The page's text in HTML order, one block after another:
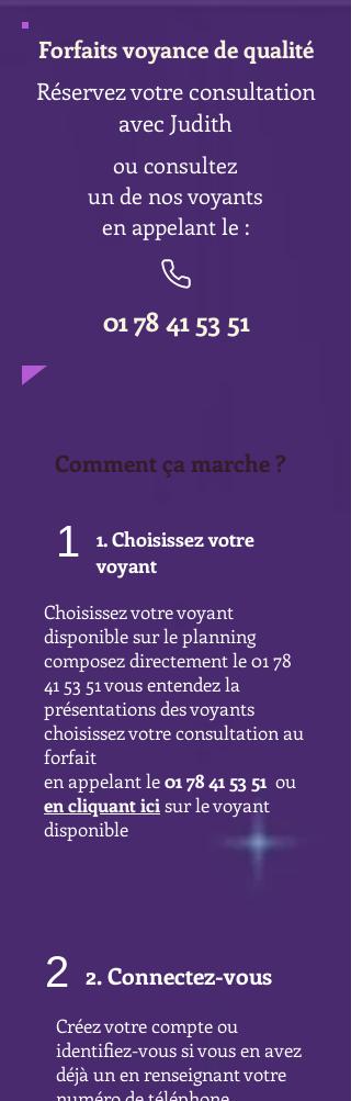
Forfaits voyance de qualité
Réservez votre consultation
avec Judith
ou consultez
un de nos voyants
en appelant le :
01 78 41 53 51
Comment ça marche ?
1
1. Choisissez votre
voyant
Choisissez votre voyant
disponible sur le planning
composez directement le01 78
41 53 51vous entendez la
présentations des voyants
choisissez votre consultation au
forfait
en appelant le01 78 41 53 51 ou
en cliquant icisur le voyant
disponible
2 2. Connectez-vous
Créez votre compte ou
identifiez-vous si vous en avez
déjà un en renseignant votre